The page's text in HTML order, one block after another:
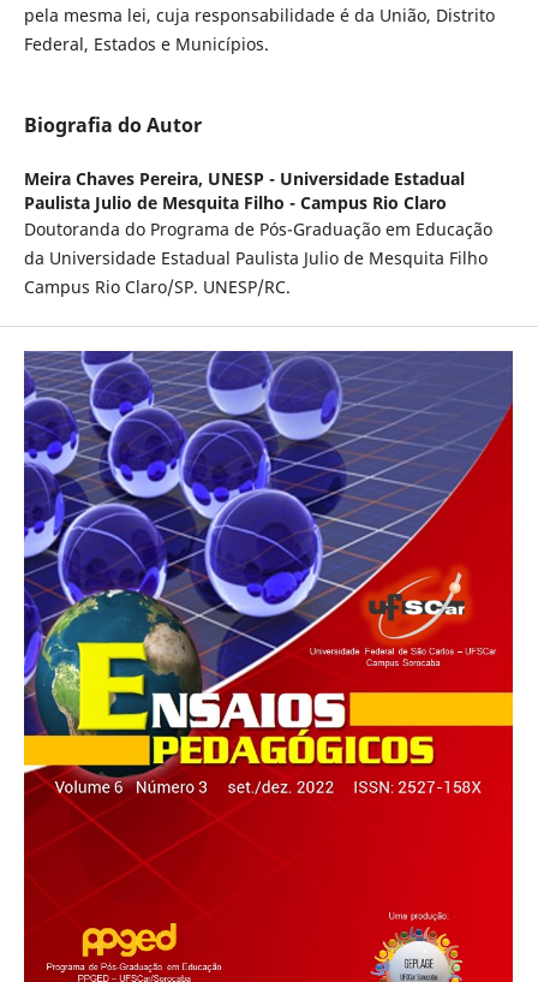
pela mesma lei, cuja responsabilidade é da União, Distrito
Federal, Estados e Municípios.
Biografia do Autor
Meira Chaves Pereira, UNESP - Universidade Estadual
Paulista Julio de Mesquita Filho - Campus Rio Claro
Doutoranda do Programa de Pós-Graduação em Educação
da Universidade Estadual Paulista Julio de Mesquita Filho
Campus Rio Claro/SP. UNESP/RC.